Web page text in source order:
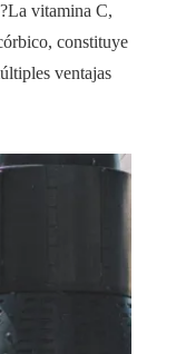
vitamina C,
constituye
ventajas